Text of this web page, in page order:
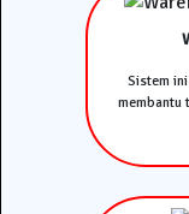
Sistem
membantu